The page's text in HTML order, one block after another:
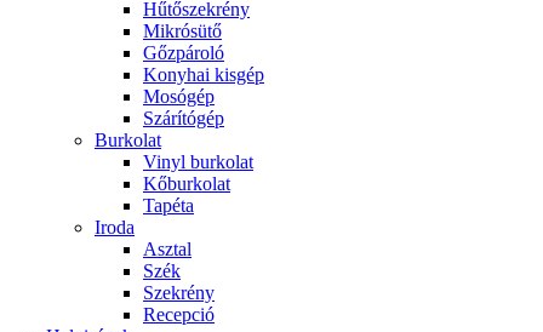
Hűtőszekrény
Mikrósütő
Gőzpároló
Konyhai kisgép
Mosógép
Szárítógép
Burkolat
Vinyl burkolat
Kőburkolat
Tapéta
Iroda
Asztal
Szék
Szekrény
Recepció